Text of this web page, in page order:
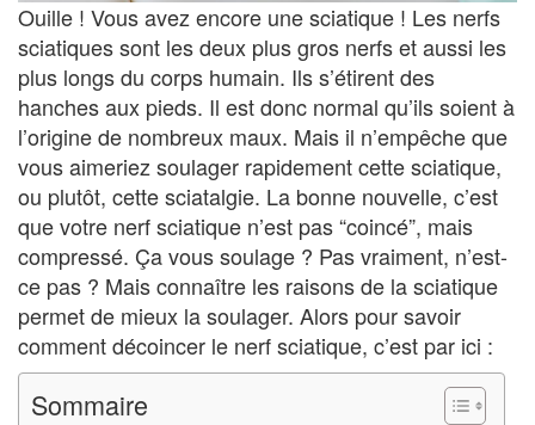
Ouille ! Vous avez encore une sciatique ! Les nerfs
sciatiques sont les deux plus gros nerfs et aussi les
plus longs du corps humain. Ils s’étirent des
hanches aux pieds. Il est donc normal qu’ils soient à
l’origine de nombreux maux. Mais il n’empêche que
vous aimeriez soulager rapidement cette sciatique,
ou plutôt, cette sciatalgie. La bonne nouvelle, c’est
que votre nerf sciatique n’est pas “coincé”, mais
compressé. Ça vous soulage ? Pas vraiment, n’est-
ce pas ? Mais connaître les raisons de la sciatique
permet de mieux la soulager. Alors pour savoir
comment décoincer le nerf sciatique, c’est par ici :
Sommaire